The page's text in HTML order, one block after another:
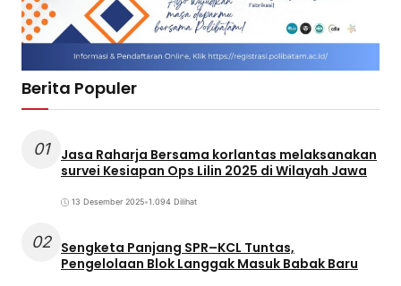
Berita Populer
01
Jasa Raharja Bersama korlantas melaksanakan
survei Kesiapan Ops Lilin 2025 di Wilayah Jawa
13 Desember 2025•1.094 Dilihat
02 Sengketa Panjang SPR–KCL Tuntas,
Pengelolaan Blok Langgak Masuk Babak Baru